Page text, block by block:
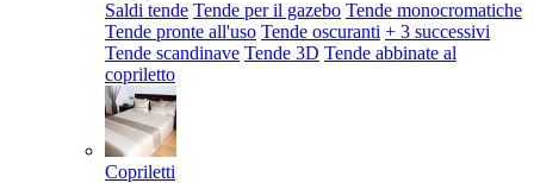
Saldi tende Tende per il gazebo Tende monocromatiche
Tende pronte all'uso Tende oscuranti + 3 successivi
Tende scandinave Tende 3D Tende abbinate al
copriletto
Copriletti